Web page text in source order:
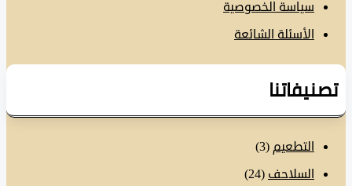
سياسة الخصوصية
الأسئلة الشائعة
التطعيم(3)
السلاحف(24)